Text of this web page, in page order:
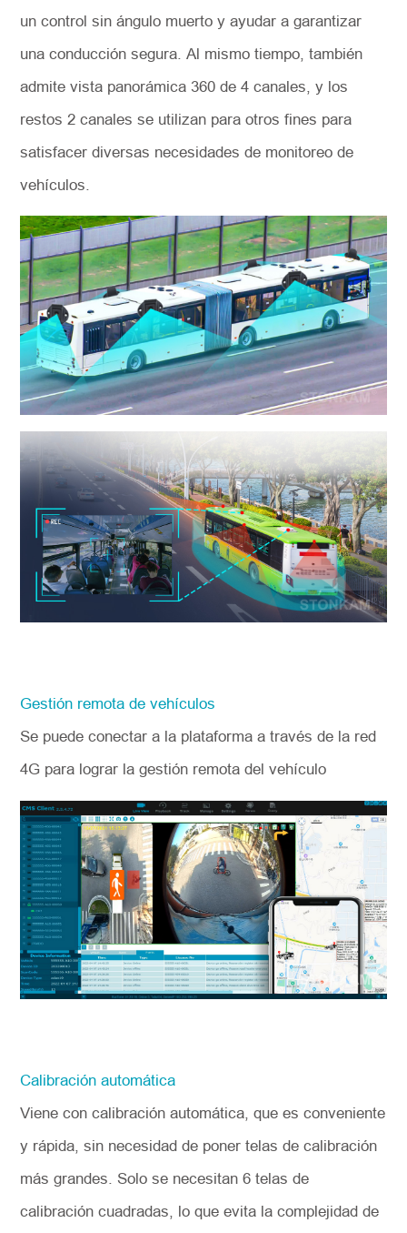
un control sin ángulo muerto y ayudar a garantizar
una conducción segura. Al mismo tiempo, también
admite vista panorámica 360 de 4 canales, y los
restos 2 canales se utilizan para otros fines para
satisfacer diversas necesidades de monitoreo de
vehículos.
Gestión remota de vehículos
Se puede conectar a la plataforma a través de la red
4G para lograr la gestión remota del vehículo
Calibración automática
Viene con calibración automática, que es conveniente
y rápida, sin necesidad de poner telas de calibración
más grandes. Solo se necesitan 6 telas de
calibración cuadradas, lo que evita la complejidad de